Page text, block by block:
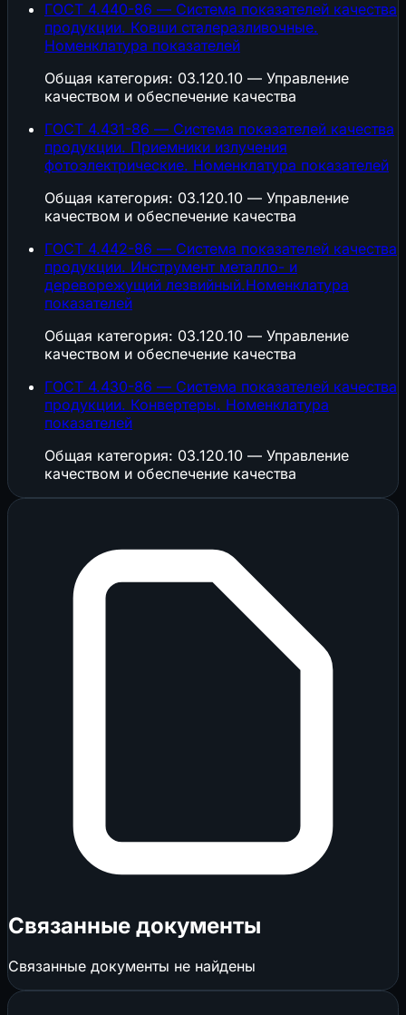
ГОСТ 4.440-86 — Система показателей качества
продукции. Ковши сталеразливочные.
Номенклатура показателей
Общая категория: 03.120.10 — Управление
качеством и обеспечение качества
ГОСТ 4.431-86 — Система показателей качества
продукции. Приемники излучения
фотоэлектрические. Номенклатура показателей
Общая категория: 03.120.10 — Управление
качеством и обеспечение качества
ГОСТ 4.442-86 — Система показателей качества
продукции. Инструмент металло- и
дереворежущий лезвийный.Номенклатура
показателей
Общая категория: 03.120.10 — Управление
качеством и обеспечение качества
ГОСТ 4.430-86 — Система показателей качества
продукции. Конвертеры. Номенклатура
показателей
Общая категория: 03.120.10 — Управление
качеством и обеспечение качества
Связанные документы
Связанные документы не найдены